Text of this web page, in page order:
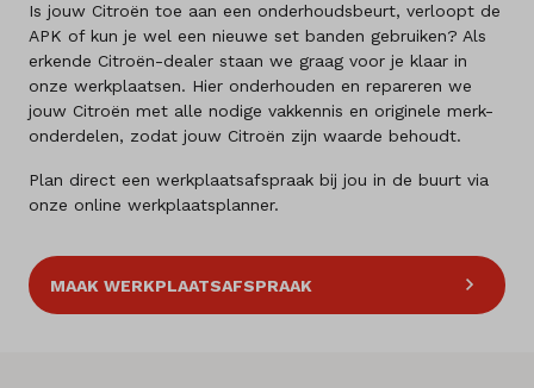
Is jouw Citroën toe aan een onderhoudsbeurt, verloopt de
APK of kun je wel een nieuwe set banden gebruiken? Als
erkende Citroën-dealer staan we graag voor je klaar in
onze werkplaatsen. Hier onderhouden en repareren we
jouw Citroën met alle nodige vakkennis en originele merk-
onderdelen, zodat jouw Citroën zijn waarde behoudt.
Plan direct een werkplaatsafspraak bij jou in de buurt via
onze online werkplaatsplanner.
MAAK WERKPLAATSAFSPRAAK